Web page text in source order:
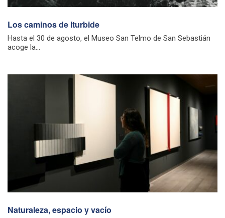
Los caminos de Iturbide
Hasta el 30 de agosto, el Museo San Telmo de San Sebastián
acoge la...
Naturaleza, espacio y vacío